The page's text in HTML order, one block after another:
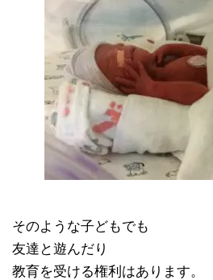
そのような子どもでも
友達と遊んだり
教育を受ける権利はあります。